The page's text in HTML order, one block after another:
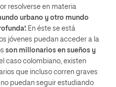
resolverse en materia
urbano y otro mundo
En éste se está
jóvenes puedan acceder a la
son millonarios en sueños y
caso colombiano, existen
que incluso corren graves
puedan seguir estudiando